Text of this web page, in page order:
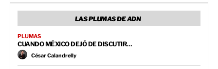
LAS PLUMAS DE ADN
PLUMAS
CUANDO MÉXICO DEJÓ DE DISCUTIR…
César Calandrelly